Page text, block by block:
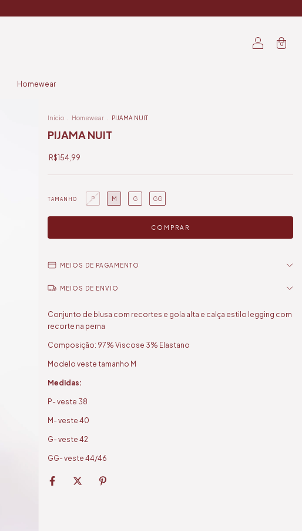
0
Homewear
Início Homewear PIJAMA NUIT
PIJAMA NUIT
R$154,99
TAMANHO P M G GG
MEIOS DE PAGAMENTO
MEIOS DE ENVIO
Conjunto de blusa com recortes e gola alta e calça estilo legging com
recorte na perna
Composição: 97% Viscose 3% Elastano
Modelo veste tamanho M
Medidas:
P- veste 38
M- veste 40
G- veste 42
GG- veste 44/46